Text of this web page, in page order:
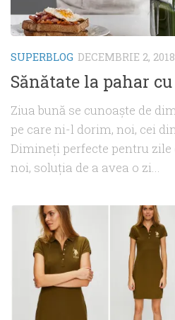
SUPERBLOG DECEMBRIE 2, 2018
Sănătate la pahar
Ziua bună se cunoaşte de
pe care ni-l dorim, noi, cei
Dimineţi perfecte pentru
noi, soluţia de a avea o zi...